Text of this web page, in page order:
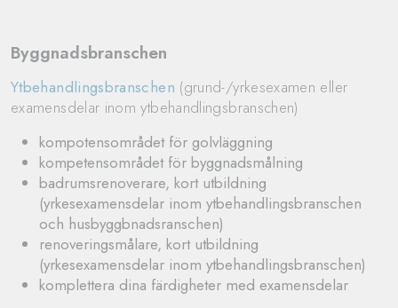
Byggnadsbranschen
Ytbehandlingsbranschen (grund-/yrkesexamen eller
examensdelar inom ytbehandlingsbranschen)
kompotensområdet för golvläggning
kompetensområdet för byggnadsmålning
badrumsrenoverare, kort utbildning
(yrkesexamensdelar inom ytbehandlingsbranschen
och husbyggbnadsranschen)
renoveringsmålare, kort utbildning
(yrkesexamensdelar inom ytbehandlingsbranschen)
komplettera dina färdigheter med examensdelar